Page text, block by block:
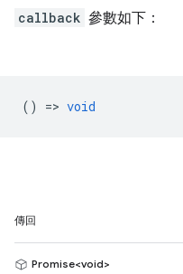
callback 參數如下：
() => void
傳回
Promise<void>